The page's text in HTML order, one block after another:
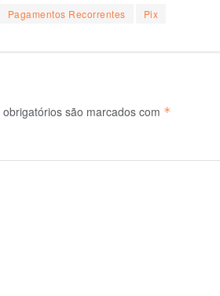
Pagamentos Recorrentes Pix
são marcados com *